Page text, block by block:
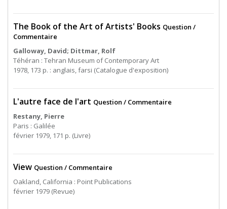
The Book of the Art of Artists' Books Question /
Commentaire
Galloway, David; Dittmar, Rolf
Téhéran : Tehran Museum of Contemporary Art
1978, 173 p. : anglais, farsi (Catalogue d'exposition)
L'autre face de l'art Question / Commentaire
Restany, Pierre
Paris : Galilée
février 1979, 171 p. (Livre)
View Question / Commentaire
Oakland, California : Point Publications
février 1979 (Revue)